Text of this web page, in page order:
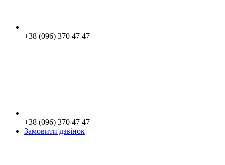
+38 (096) 370 47 47
+38 (096) 370 47 47
Замовити дзвінок